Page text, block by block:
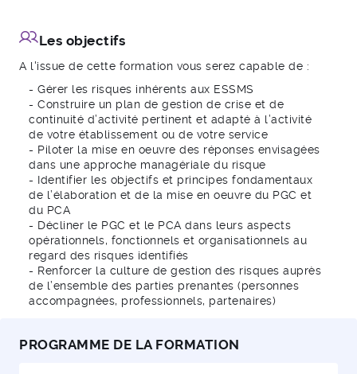
Les objectifs
A l'issue de cette formation vous serez capable de :
- Gérer les risques inhérents aux ESSMS
- Construire un plan de gestion de crise et de
continuité d’activité pertinent et adapté à l’activité
de votre établissement ou de votre service
- Piloter la mise en oeuvre des réponses envisagées
dans une approche managériale du risque
- Identifier les objectifs et principes fondamentaux
de l’élaboration et de la mise en oeuvre du PGC et
du PCA
- Décliner le PGC et le PCA dans leurs aspects
opérationnels, fonctionnels et organisationnels au
regard des risques identifiés
- Renforcer la culture de gestion des risques auprès
de l’ensemble des parties prenantes (personnes
accompagnées, professionnels, partenaires)
PROGRAMME DE LA FORMATION